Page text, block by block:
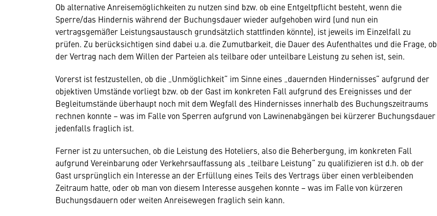
Ob alternative Anreisemöglichkeiten zu nutzen sind bzw. ob eine Entgeltpflicht besteht, wenn die
Sperre/das Hindernis während der Buchungsdauer wieder aufgehoben wird (und nun ein
vertragsgemäßer Leistungsaustausch grundsätzlich stattfinden könnte), ist jeweils im Einzelfall zu
prüfen. Zu berücksichtigen sind dabei u.a. die Zumutbarkeit, die Dauer des Aufenthaltes und die Frage, ob
der Vertrag nach dem Willen der Parteien als teilbare oder unteilbare Leistung zu sehen ist, sein.
Vorerst ist festzustellen, ob die „Unmöglichkeit“ im Sinne eines „dauernden Hindernisses“ aufgrund der
objektiven Umstände vorliegt bzw. ob der Gast im konkreten Fall aufgrund des Ereignisses und der
Begleitumstände überhaupt noch mit dem Wegfall des Hindernisses innerhalb des Buchungszeitraums
rechnen konnte – was im Falle von Sperren aufgrund von Lawinenabgängen bei kürzerer Buchungsdauer
jedenfalls fraglich ist.
Ferner ist zu untersuchen, ob die Leistung des Hoteliers, also die Beherbergung, im konkreten Fall
aufgrund Vereinbarung oder Verkehrsauffassung als „teilbare Leistung“ zu qualifizieren ist d.h. ob der
Gast ursprünglich ein Interesse an der Erfüllung eines Teils des Vertrags über einen verbleibenden
Zeitraum hatte, oder ob man von diesem Interesse ausgehen konnte – was im Falle von kürzeren
Buchungsdauern oder weiten Anreisewegen fraglich sein kann.